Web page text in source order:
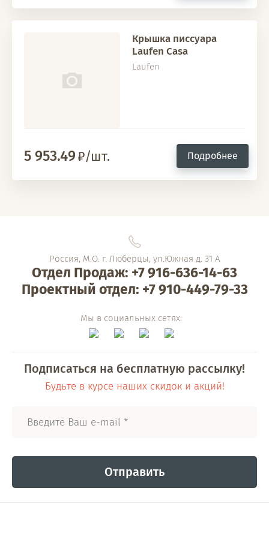
Крышка писсуара
Laufen Casa
Laufen
5 953.49 /шт. Подробнее
Россия, М.О. г. Люберцы, ул.Южная д. 31 А
Отдел Продаж: +7 916-636-14-63
Проектный отдел: +7 910-449-79-33
Мы в социальных сетях:
Подписаться на бесплатную рассылку!
Будьте в курсе наших скидок и акций!
Отправить